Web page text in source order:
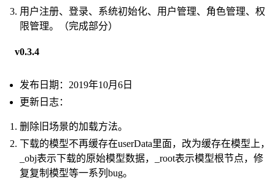
用户注册、登录、系统初始化、用户管理、角色管理、权
限管理。（完成部分）
v0.3.4
发布日期：2019年10月6日
更新日志：
删除旧场景的加载方法。
下载的模型不再缓存在userData里面，改为缓存在模型上，
_obj表示下载的原始模型数据，_root表示模型根节点，修
复复制模型等一系列bug。